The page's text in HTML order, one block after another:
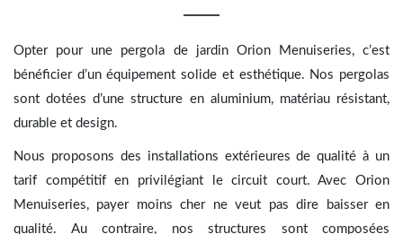
Opter pour une pergola de jardin Orion Menuiseries, c’est
bénéficier d’un équipement solide et esthétique. Nos pergolas
sont dotées d’une structure en aluminium, matériau résistant,
durable et design.
Nous proposons des installations extérieures de qualité à un
tarif compétitif en privilégiant le circuit court. Avec Orion
Menuiseries, payer moins cher ne veut pas dire baisser en
qualité. Au contraire, nos structures sont composées